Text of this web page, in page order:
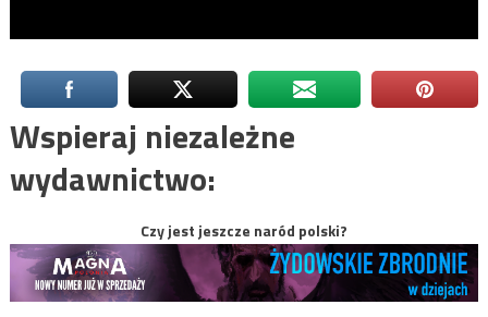
Wspieraj niezależne
wydawnictwo:
Czy jest jeszcze naród polski?